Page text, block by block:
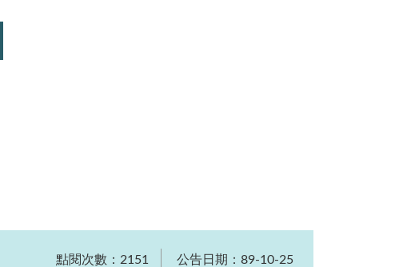
點閱次數：2151 公告日期：89-10-25